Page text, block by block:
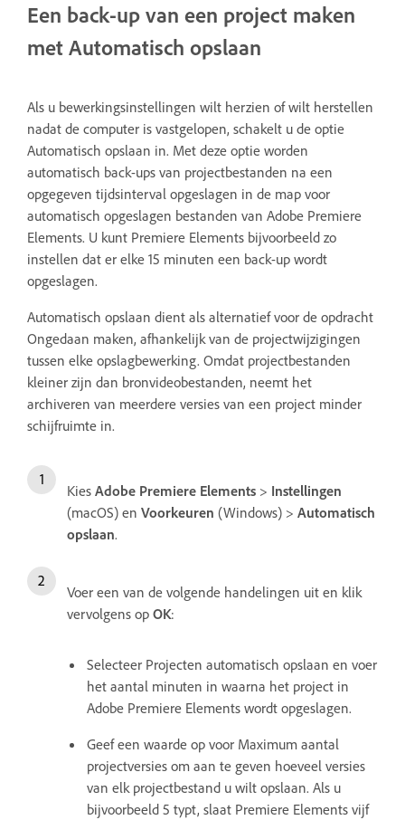
Een back-up van een project maken
met Automatisch opslaan
Als u bewerkingsinstellingen wilt herzien of wilt herstellen
nadat de computer is vastgelopen, schakelt u de optie
Automatisch opslaan in. Met deze optie worden
automatisch back-ups van projectbestanden na een
opgegeven tijdsinterval opgeslagen in de map voor
automatisch opgeslagen bestanden van Adobe Premiere
Elements. U kunt Premiere Elements bijvoorbeeld zo
instellen dat er elke 15 minuten een back-up wordt
opgeslagen.
Automatisch opslaan dient als alternatief voor de opdracht
Ongedaan maken, afhankelijk van de projectwijzigingen
tussen elke opslagbewerking. Omdat projectbestanden
kleiner zijn dan bronvideobestanden, neemt het
archiveren van meerdere versies van een project minder
schijfruimte in.
Kies Adobe Premiere Elements > Instellingen
(macOS) en Voorkeuren (Windows) > Automatisch
opslaan.
Voer een van de volgende handelingen uit en klik
vervolgens op OK:
Selecteer Projecten automatisch opslaan en voer
het aantal minuten in waarna het project in
Adobe Premiere Elements wordt opgeslagen.
Geef een waarde op voor Maximum aantal
projectversies om aan te geven hoeveel versies
van elk projectbestand u wilt opslaan. Als u
bijvoorbeeld 5 typt, slaat Premiere Elements vijf